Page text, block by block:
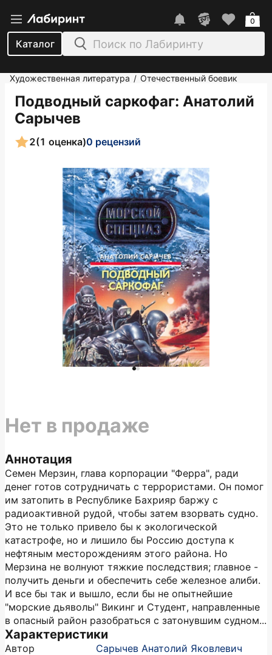
Каталог
0
Художественная литература / Отечественный боевик
Подводный саркофаг: Анатолий
Сарычев
2(1 оценка)0 рецензий
Аннотация
Семен Мерзин, глава корпорации "Ферра", ради
денег готов сотрудничать с террористами. Он помог
им затопить в Республике Бахрияр баржу с
радиоактивной рудой, чтобы затем взорвать судно.
Это не только привело бы к экологической
катастрофе, но и лишило бы Россию доступа к
нефтяным месторождениям этого района. Но
Мерзина не волнуют тяжкие последствия; главное -
получить деньги и обеспечить себе железное алиби.
И все бы так и вышло, если бы не опытнейшие
"морские дьяволы" Викинг и Студент, направленные
в опасный район разобраться с затонувшим судном...
Характеристики
Автор
Сарычев Анатолий Яковлевич
Нет в продаже